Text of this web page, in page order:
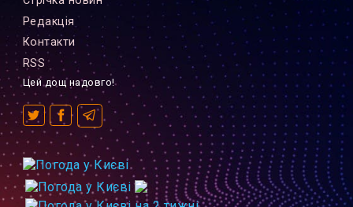
Редакцiя
Контакти
RSS
Цей дощ надовго!